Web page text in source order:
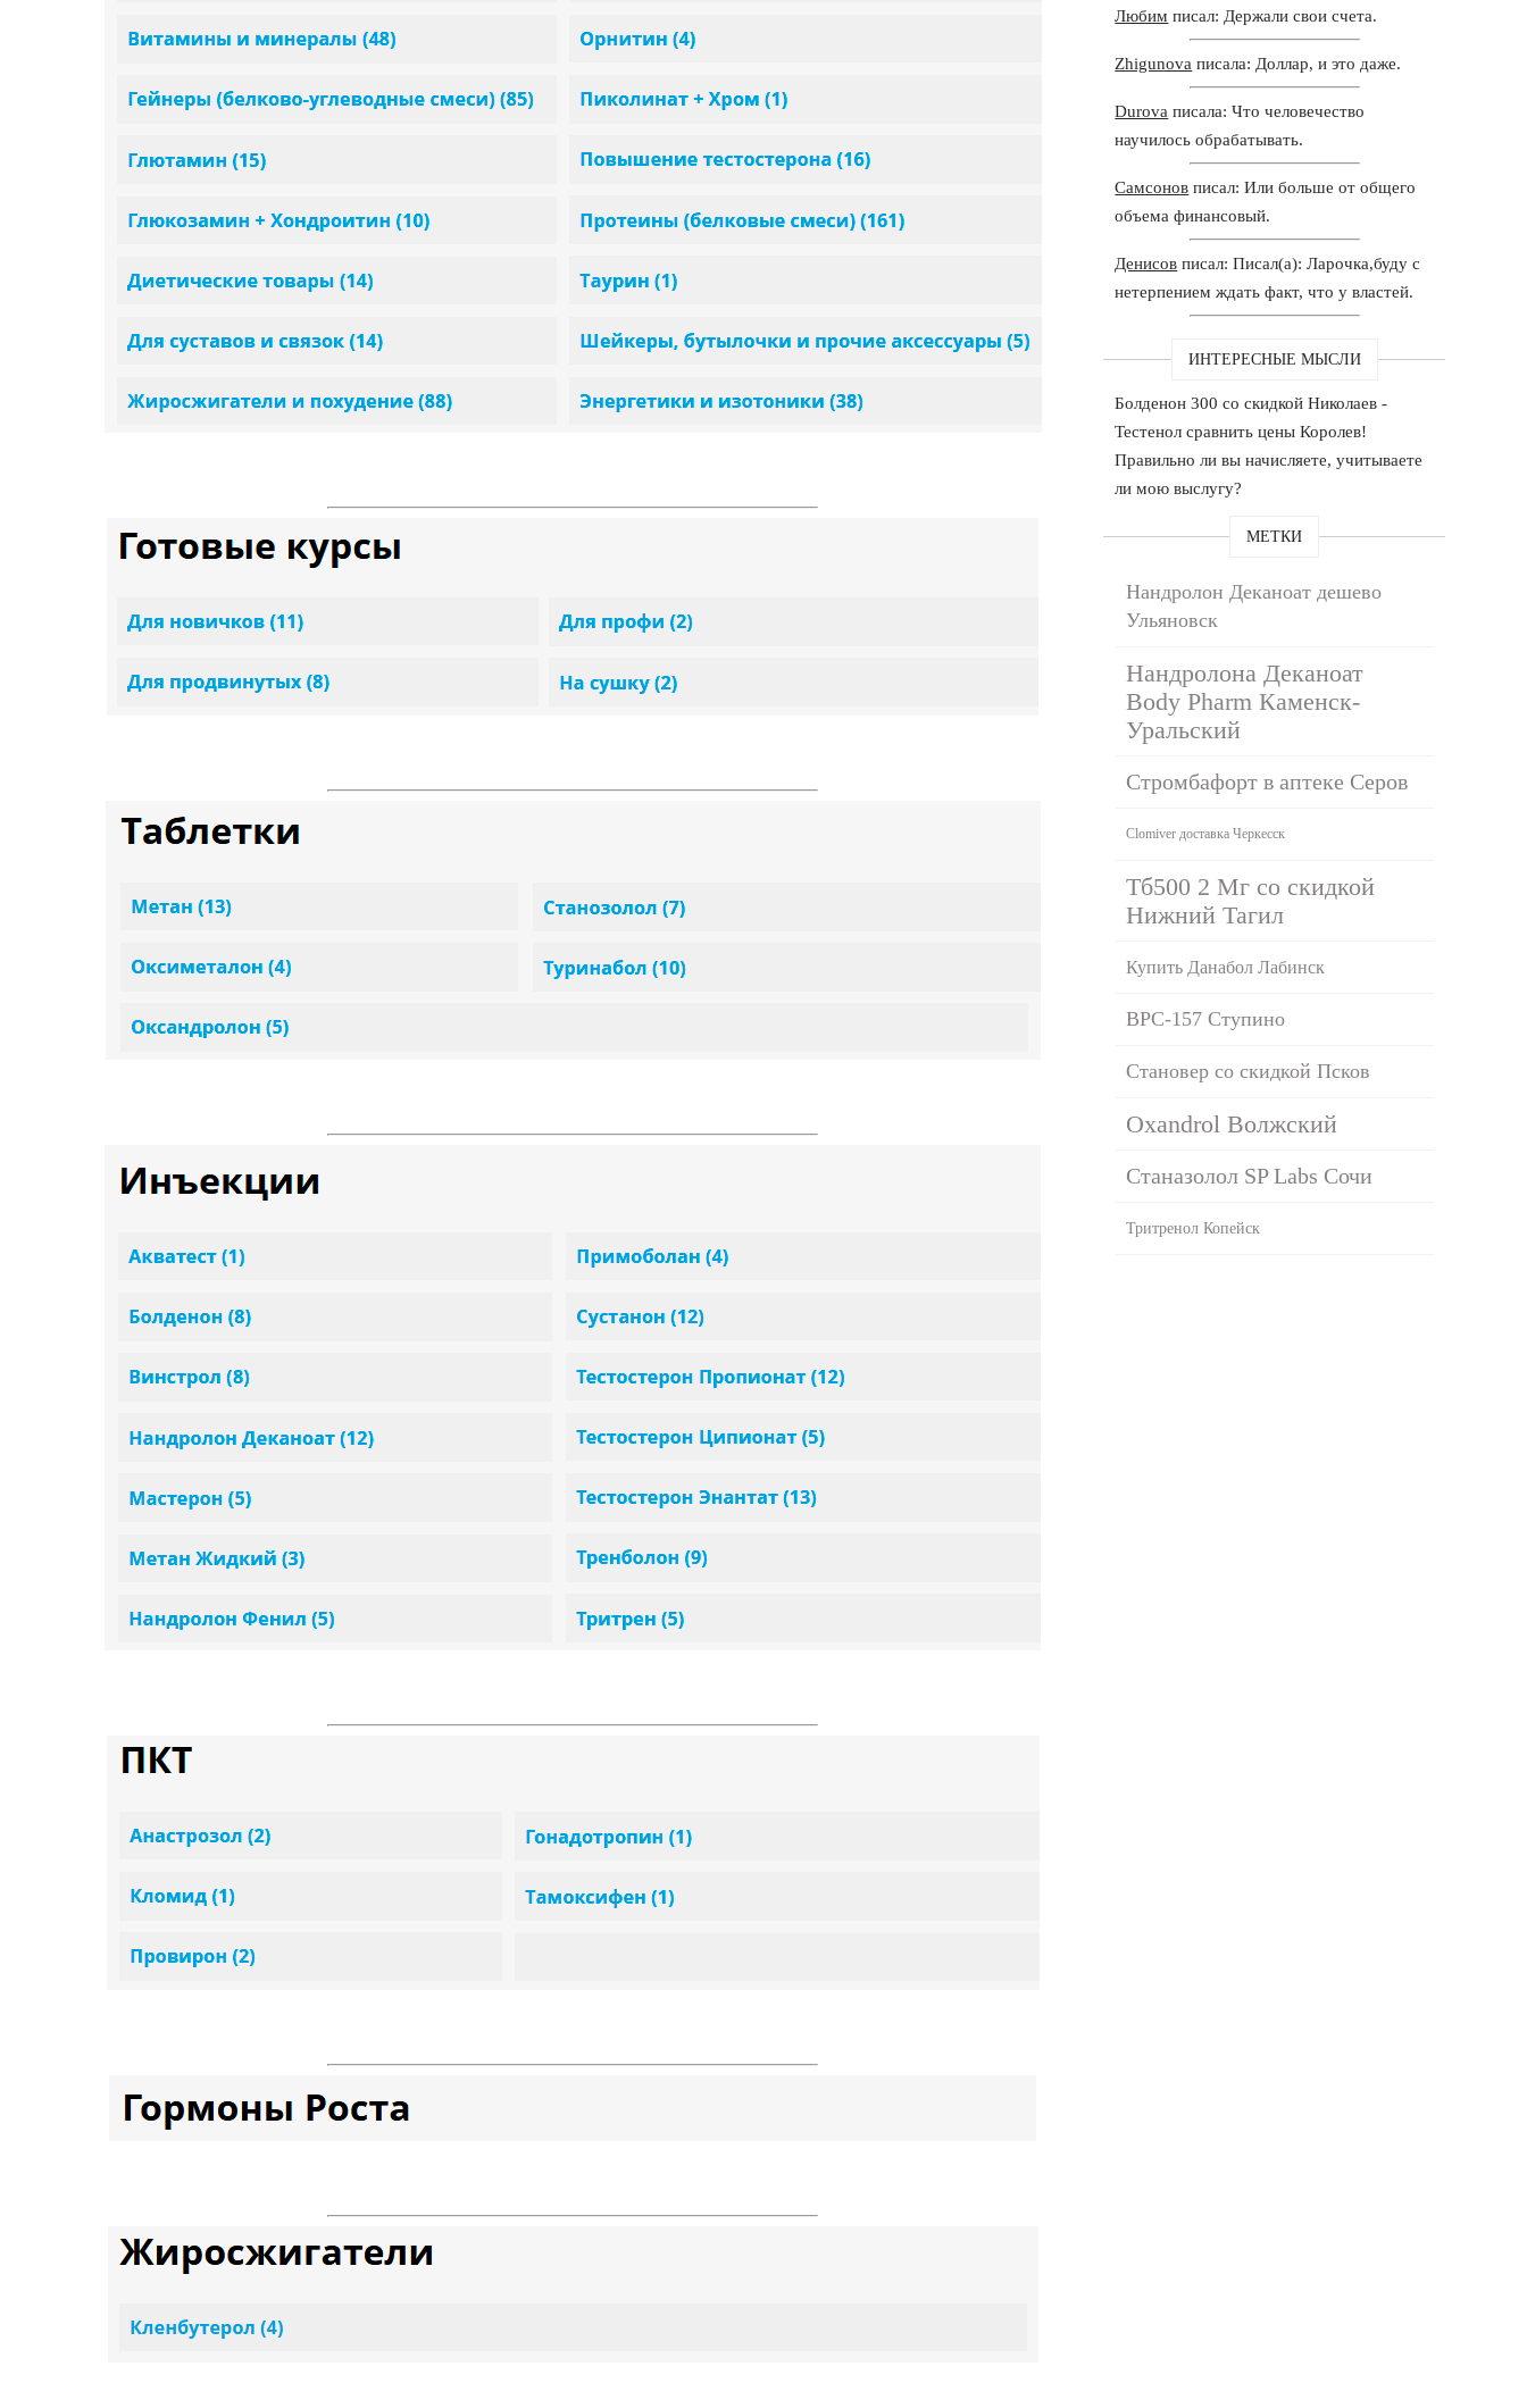
Любим писал: Держали свои счета.
Zhigunova писала: Доллар, и это даже.
Durova писала: Что человечество
научилось обрабатывать.
Самсонов писал: Или больше от общего
объема финансовый.
Денисов писал: Писал(а): Ларочка,буду с
нетерпением ждать факт, что у властей.
ИНТЕРЕСНЫЕ МЫСЛИ
Болденон 300 со скидкой Николаев -
Тестенол сравнить цены Королев!
Правильно ли вы начисляете, учитываете
ли мою выслугу?
МЕТКИ
Нандролон Деканоат дешево
Ульяновск
Нандролона Деканоат
Body Pharm Каменск-
Уральский
Стромбафорт в аптеке Серов
Clomiver доставка Черкесск
Тб500 2 Мг со скидкой
Нижний Тагил
Купить Данабол Лабинск
BPC-157 Ступино
Становер со скидкой Псков
Oxandrol Волжский
Станазолол SP Labs Сочи
Тритренол Копейск